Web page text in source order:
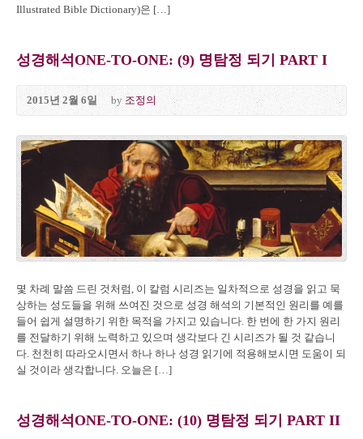
Illustrated Bible Dictionary)은 […]
성경해석ONE-TO-ONE: (9) 명탐정 되기 PART I
2015년 2월 6일 by 조정의
몇 차례 말씀 드린 것처럼, 이 칼럼 시리즈는 일차적으로 성경을 읽고 묵
상하는 성도들을 위해 쓰여진 것으로 성경 해석의 기본적인 원리를 예를
들어 쉽게 설명하기 위한 목적을 가지고 있습니다. 한 번에 한 가지 원리
를 전달하기 위해 노력하고 있으며 생각보다 긴 시리즈가 될 것 같습니
다. 천천히 따라오시면서 하나 하나 성경 읽기에 적용해보시면 도움이 되
실 것이라 생각합니다. 오늘은 […]
성경해석ONE-TO-ONE: (10) 명탐정 되기 PART II